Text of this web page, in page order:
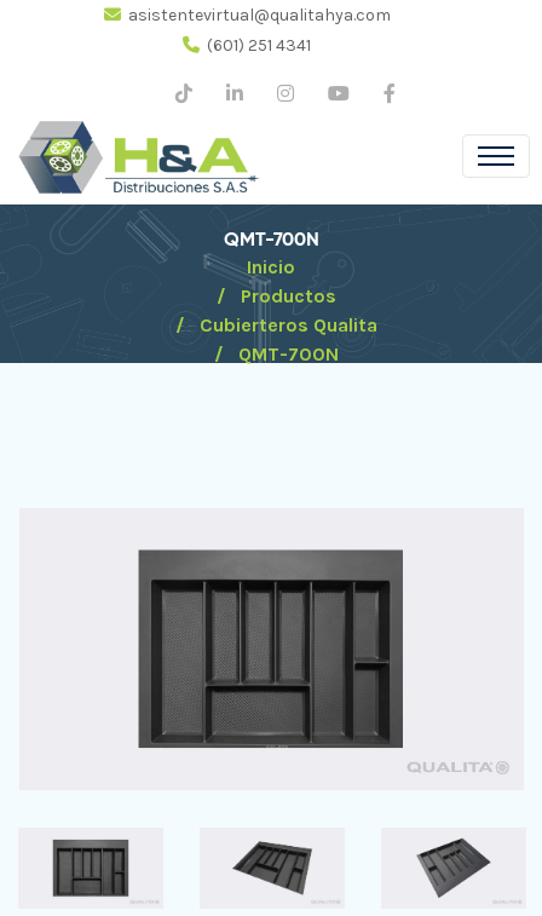
asistentevirtual@qualitahya.com
(601) 251 4341
QMT-700N
Inicio
Productos
Cubierteros Qualita
QMT-700N